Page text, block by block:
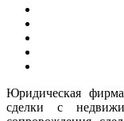
Юридическая
сделки с